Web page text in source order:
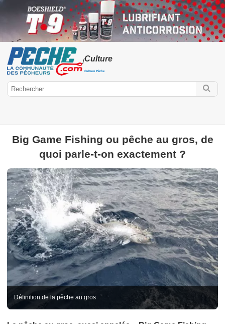
/Culture
Culture Pêche
Paroles de guide Bibliothèque Interview Spots de pêche
Big Game Fishing ou pêche au gros, de
quoi parle-t-on exactement ?
Définition de la pêche au gros